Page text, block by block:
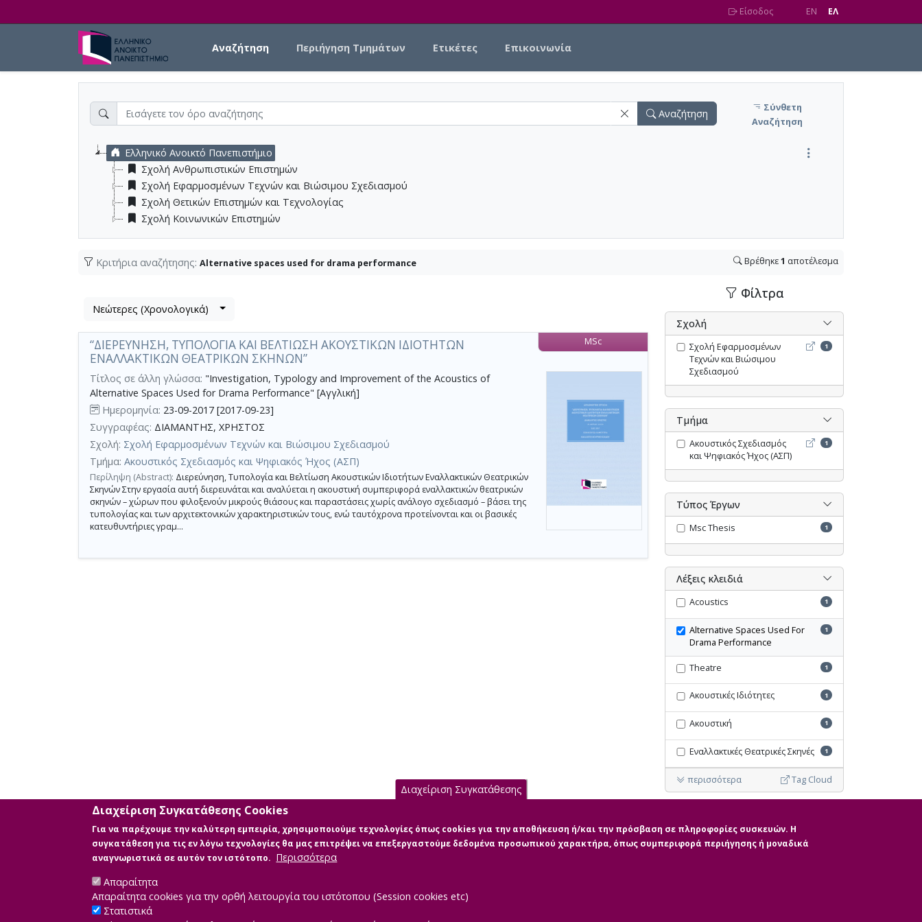
Είσοδος EN EΛ
Αναζήτηση Περιήγηση Τμημάτων Ετικέτες Επικοινωνία
Αναζήτηση
Σύνθετη
Αναζήτηση
Ελληνικό Ανοικτό Πανεπιστήμιο
Σχολή Ανθρωπιστικών Επιστημών
Σχολή Εφαρμοσμένων Τεχνών και Βιώσιμου Σχεδιασμού
Σχολή Θετικών Επιστημών και Τεχνολογίας
Σχολή Κοινωνικών Επιστημών
Κριτήρια αναζήτησης: Alternative spaces used for drama performance Βρέθηκε1 αποτέλεσμα
Βρέθηκε
αποτέλεσμα
,
σύνολο
σελίδων
1.
Εφαρμοζόμενα
κριτήρια
αναζήτησης:
Alternative
spaces
used
for
drama
performance
Ακύρωση
των
Περιορισμός
Λίστα
τα
αποτελέσματα
αναζήτησης:
Νεώτερες (Χρονολογικά)
“ΔΙΕΡΕΥΝΗΣΗ, ΤΥΠΟΛΟΓΙΑ ΚΑΙ ΒΕΛΤΙΩΣΗ ΑΚΟΥΣΤΙΚΩΝ ΙΔΙΟΤΗΤΩΝ
ΕΝΑΛΛΑΚΤΙΚΩΝ ΘΕΑΤΡΙΚΩΝ ΣΚΗΝΩΝ”
MSc
Τίτλος σε άλλη γλώσσα: "Investigation, Typology and Improvement of the Acoustics of
Alternative Spaces Used for Drama Performance" [Αγγλική]
Ημερομηνία: 23-09-2017 [2017-09-23]
Συγγραφέας: ΔΙΑΜΑΝΤΗΣ, ΧΡΗΣΤΟΣ
Σχολή: Σχολή Εφαρμοσμένων Τεχνών και Βιώσιμου Σχεδιασμού
Τμήμα: Ακουστικός Σχεδιασμός και Ψηφιακός Ήχος (ΑΣΠ)
Περίληψη (Abstract): Διερεύνηση, Τυπολογία και Βελτίωση Ακουστικών Ιδιοτήτων Εναλλακτικών Θεατρικών
Σκηνών Στην εργασία αυτή διερευνάται και αναλύεται η ακουστική συμπεριφορά εναλλακτικών θεατρικών
σκηνών – χώρων που φιλοξενούν μικρούς θιάσους και παραστάσεις χωρίς ανάλογο σχεδιασμό – βάσει της
τυπολογίας και των αρχιτεκτονικών χαρακτηριστικών τους, ενώ ταυτόχρονα προτείνονται και οι βασικές
κατευθυντήριες γραμ...
Φίλτρα
Σχολή
Σχολή Εφαρμοσμένων
Τεχνών και Βιώσιμου
Σχεδιασμού
Σχολή Εφαρμοσμένων
1
Τμήμα
Ακουστικός Σχεδιασμός
και Ψηφιακός Ήχος (ΑΣΠ)
Ακουστικός Σχεδιασμός
1
Τύπος Έργων
Msc Thesis 1
Λέξεις κλειδιά
Acoustics 1
Alternative Spaces Used For
Drama Performance
1
Theatre 1
Ακουστικές Ιδιότητες 1
Ακουστική 1
Εναλλακτικές Θεατρικές Σκηνές 1
περισσότερα Tag Cloud
Διαχείριση Συγκατάθεσης
Διαχείριση Συγκατάθεσης Cookies
Για να παρέχουμε την καλύτερη εμπειρία, χρησιμοποιούμε τεχνολογίες όπως cookies για την αποθήκευση ή/και την πρόσβαση σε πληροφορίες συσκευών. Η
συγκατάθεση για τις εν λόγω τεχνολογίες θα μας επιτρέψει να επεξεργαστούμε δεδομένα προσωπικού χαρακτήρα, όπως συμπεριφορά περιήγησης ή μοναδικά
αναγνωριστικά σε αυτόν τον ιστότοπο. Περισσότερα
Απαραίτητα
Απαραίτητα cookies για την ορθή λειτουργία του ιστότοπου (Session cookies etc)
Στατιστικά